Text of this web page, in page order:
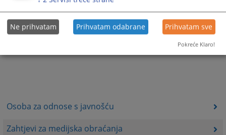
Osoba za odnose s javnošću
Zahtjevi za medijska obraćanja
Ne prihvatam Prihvatam odabrane Prihvatam sve
Pokreće Klaro!